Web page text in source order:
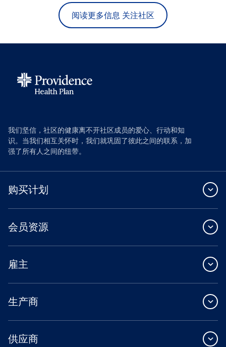
阅读更多信息 关注社区
我们坚信，社区的健康离不开社区成员的爱心、行动和知
识。当我们相互关怀时，我们就巩固了彼此之间的联系，加
强了所有人之间的纽带。
购买计划
会员资源
雇主
生产商
供应商